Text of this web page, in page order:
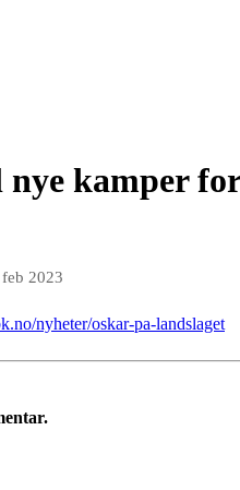
kamper for
2023
nyheter/oskar-pa-landslaget